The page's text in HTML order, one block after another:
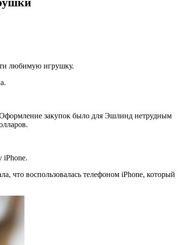
любимую игрушку.
Оформление закупок было для Эшлинд нетрудным
iPhone.
что воспользовалась телефоном iPhone, который